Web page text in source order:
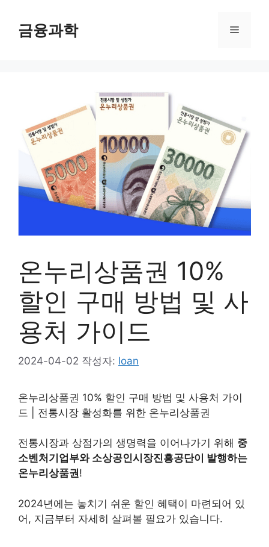
금융과학 메
온누리상품권 10%
할인 구매 방법 및 사
용처 가이드
2024-04-02 작성자: loan
온누리상품권 10% 할인 구매 방법 및 사용처 가이
드 | 전통시장 활성화를 위한 온누리상품권
전통시장과 상점가의 생명력을 이어나가기 위해 중
소벤처기업부와 소상공인시장진흥공단이 발행하는
온누리상품권!
2024년에는 놓치기 쉬운 할인 혜택이 마련되어 있
어, 지금부터 자세히 살펴볼 필요가 있습니다.